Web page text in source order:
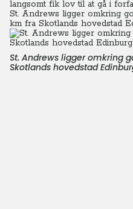
langsomt fik lov til at gå i
St. Andrews ligger omkring
km fra Skotlands hovedstad
St. Andrews ligger omkring
Skotlands hovedstad